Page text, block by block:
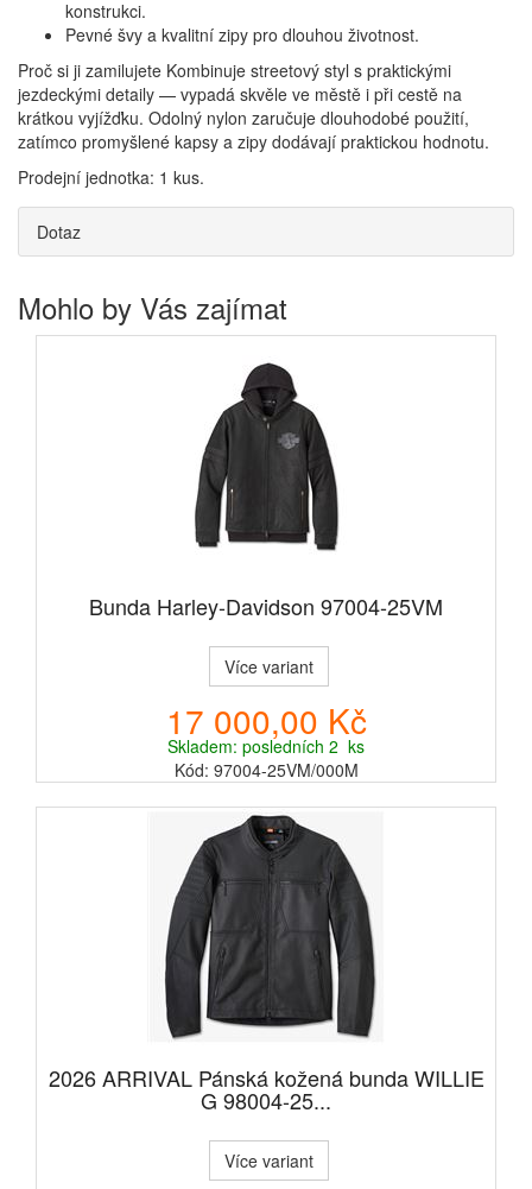
konstrukci.
Pevné švy a kvalitní zipy pro dlouhou životnost.
Proč si ji zamilujete Kombinuje streetový styl s praktickými
jezdeckými detaily — vypadá skvěle ve městě i při cestě na
krátkou vyjížďku. Odolný nylon zaručuje dlouhodobé použití,
zatímco promyšlené kapsy a zipy dodávají praktickou hodnotu.
Prodejní jednotka: 1 kus.
Dotaz
Mohlo by Vás zajímat
Bunda Harley-Davidson 97004-25VM
Více variant
17 000,00 Kč
Skladem: posledních 2 ks
Kód: 97004-25VM/000M
2026 ARRIVAL Pánská kožená bunda WILLIE
G 98004-25...
Více variant